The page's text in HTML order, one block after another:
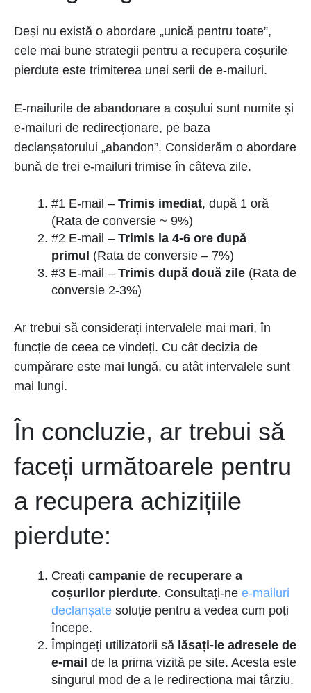
Deși nu există o abordare „unică pentru toate”,
cele mai bune strategii pentru a recupera coșurile
pierdute este trimiterea unei serii de e-mailuri.
E-mailurile de abandonare a coșului sunt numite și
e-mailuri de redirecționare, pe baza
declanșatorului „abandon”. Considerăm o abordare
bună de trei e-mailuri trimise în câteva zile.
#1 E-mail – Trimis imediat, după 1 oră
(Rata de conversie ~ 9%)
#2 E-mail – Trimis la 4-6 ore după
primul (Rata de conversie – 7%)
#3 E-mail – Trimis după două zile (Rata de
conversie 2-3%)
Ar trebui să considerați intervalele mai mari, în
funcție de ceea ce vindeți. Cu cât decizia de
cumpărare este mai lungă, cu atât intervalele sunt
mai lungi.
În concluzie, ar trebui să
faceți următoarele pentru
a recupera achizițiile
pierdute:
Creați campanie de recuperare a
coșurilor pierdute. Consultați-ne e-mailuri
declanșate soluție pentru a vedea cum poți
începe.
Împingeți utilizatorii să lăsați-le adresele de
e-mail de la prima vizită pe site. Acesta este
singurul mod de a le redirecționa mai târziu.